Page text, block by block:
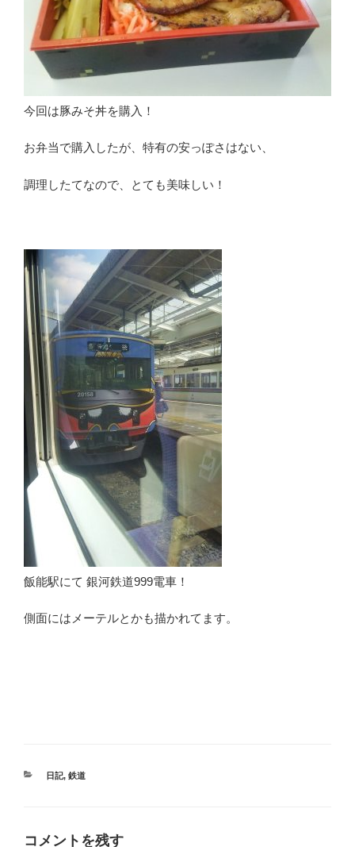
今回は豚みそ丼を購入！
お弁当で購入したが、特有の安っぽさはない、
調理したてなので、とても美味しい！
飯能駅にて 銀河鉄道999電車！
側面にはメーテルとかも描かれてます。
カ
日記, 鉄道
コメントを残す